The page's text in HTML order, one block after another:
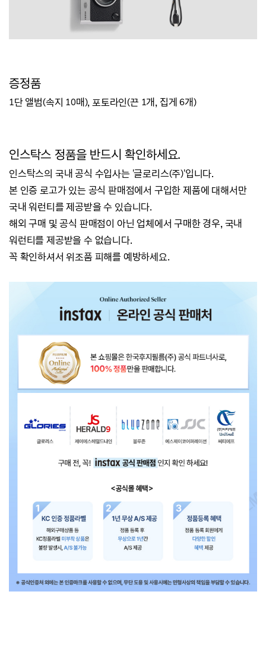
증정품
1단 앨범(속지 10매), 포토라인(끈 1개, 집게 6개)
인스탁스 정품을 반드시 확인하세요.
인스탁스의 국내 공식 수입사는 '글로리스(주)'입니다.
본 인증 로고가 있는 공식 판매점에서 구입한 제품에 대해서만
국내 워런티를 제공받을 수 있습니다.
해외 구매 및 공식 판매점이 아닌 업체에서 구매한 경우, 국내
워런티를 제공받을 수 없습니다.
꼭 확인하셔서 위조품 피해를 예방하세요.